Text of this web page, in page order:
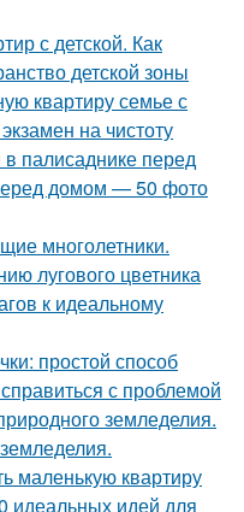
с детской. Как
детской зоны
квартиру семье с
на чистоту
палисаднике перед
домом — 50 фото
многолетники.
лугового цветника
к идеальному
простой способ
с проблемой
земледелия.
маленькую квартиру
идеальных идей для